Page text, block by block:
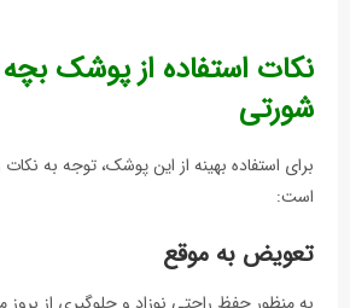
شورتی
برای استفاده بهینه از این پوشک، توجه به
است:
تعویض به موقع